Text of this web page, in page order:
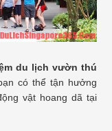
du lịch vườn thú
có thể tận hưởng
vật hoang dã tại